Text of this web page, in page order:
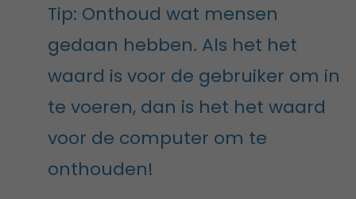
Tip: Onthoud wat mensen
gedaan hebben. Als het het
waard is voor de gebruiker om in
te voeren, dan is het het waard
voor de computer om te
onthouden!